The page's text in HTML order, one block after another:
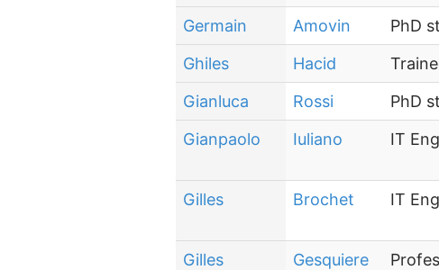
Germain Amovin PhD
Ghiles
Hacid
Gianluca
Rossi PhD
Gianpaolo
Iuliano IT
Gilles Brochet IT
Gilles
Gesquiere